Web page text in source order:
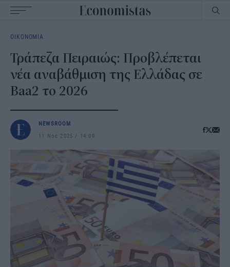
navigation
ΟΙΚΟΝΟΜΙΑ
Τράπεζα Πειραιώς: Προβλέπεται
νέα αναβάθμιση της Ελλάδας σε
Baa2 το 2026
NEWSROOM
11 Νοε 2025
14:09